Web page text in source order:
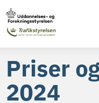
Priser
2024